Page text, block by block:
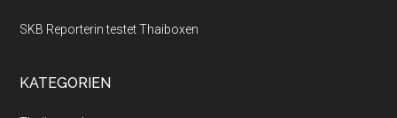
SKB Reporterin testet Thaiboxen
KATEGORIEN